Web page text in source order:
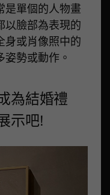
是單個的人物畫
以臉部為表現的
身或肖像照中的
勢或動作。
為結婚禮
示吧!